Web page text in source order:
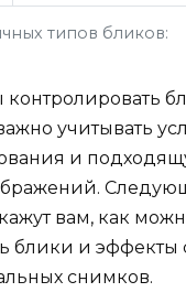
типов бликов:
контролировать
учитывать
и
вам, как
блики и эффекты
снимков.